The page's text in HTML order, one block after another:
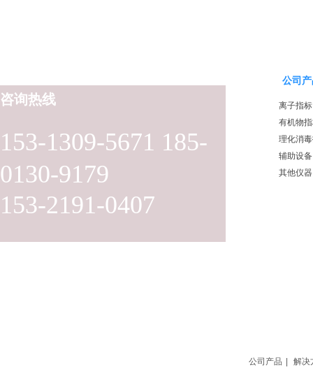
153-1309-5671 185-
0130-9179
153-2191-0407
咨询热线
公司
离子指标
有机物
理化消
辅助设备
其他仪器
公司产品 解决